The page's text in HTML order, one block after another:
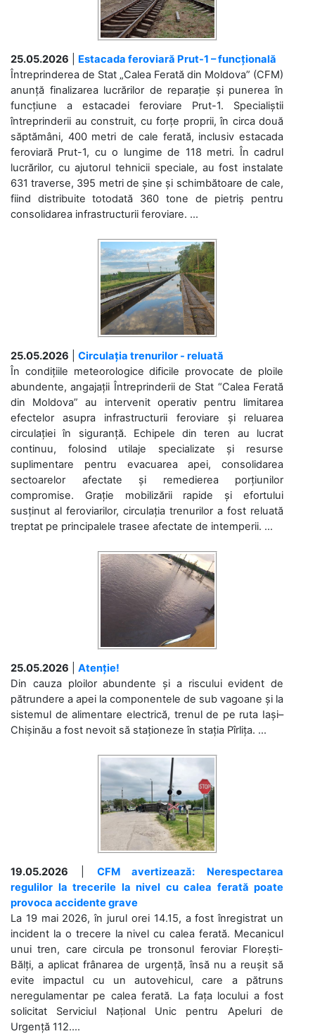
25.05.2026
Estacada feroviară Prut-1 – funcțională
Întreprinderea de Stat „Calea Ferată din Moldova” (CFM)
anunță finalizarea lucrărilor de reparație și punerea în
funcțiune a estacadei feroviare Prut-1. Specialiștii
întreprinderii au construit, cu forțe proprii, în circa două
săptămâni, 400 metri de cale ferată, inclusiv estacada
feroviară Prut-1, cu o lungime de 118 metri. În cadrul
lucrărilor, cu ajutorul tehnicii speciale, au fost instalate
631 traverse, 395 metri de șine și schimbătoare de cale,
fiind distribuite totodată 360 tone de pietriș pentru
consolidarea infrastructurii feroviare. ...
25.05.2026
Circulația trenurilor - reluată
În condițiile meteorologice dificile provocate de ploile
abundente, angajații Întreprinderii de Stat “Calea Ferată
din Moldova” au intervenit operativ pentru limitarea
efectelor asupra infrastructurii feroviare și reluarea
circulației în siguranță. Echipele din teren au lucrat
continuu, folosind utilaje specializate și resurse
suplimentare pentru evacuarea apei, consolidarea
sectoarelor afectate și remedierea porțiunilor
compromise. Grație mobilizării rapide și efortului
susținut al feroviarilor, circulația trenurilor a fost reluată
treptat pe principalele trasee afectate de intemperii. ...
25.05.2026
Atenție!
Din cauza ploilor abundente și a riscului evident de
pătrundere a apei la componentele de sub vagoane și la
sistemul de alimentare electrică, trenul de pe ruta Iași–
Chișinău a fost nevoit să staționeze în stația Pîrlița. ...
19.05.2026
CFM avertizează: Nerespectarea
regulilor la trecerile la nivel cu calea ferată poate
provoca accidente grave
La 19 mai 2026, în jurul orei 14.15, a fost înregistrat un
incident la o trecere la nivel cu calea ferată. Mecanicul
unui tren, care circula pe tronsonul feroviar Florești-
Bălți, a aplicat frânarea de urgență, însă nu a reușit să
evite impactul cu un autovehicul, care a pătruns
neregulamentar pe calea ferată. La fața locului a fost
solicitat Serviciul Național Unic pentru Apeluri de
Urgență 112....